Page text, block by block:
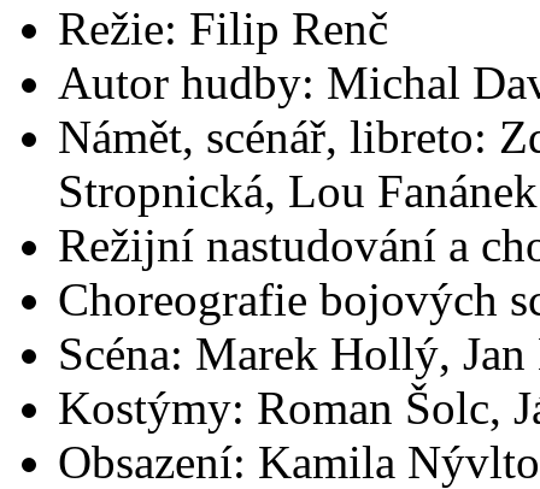
Režie: Filip Renč
Autor hudby: Michal
Námět, scénář, libreto:
Stropnická, Lou
Režijní nastudování a
Choreografie bojových
Scéna: Marek Hollý,
Kostýmy: Roman Šolc,
Obsazení: Kamila